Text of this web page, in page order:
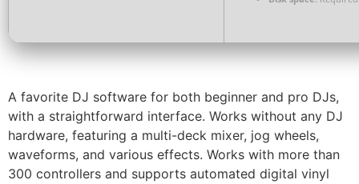
A favorite DJ software for both beginner and pro DJs,
with a straightforward interface. Works without any DJ
hardware, featuring a multi-deck mixer, jog wheels,
waveforms, and various effects. Works with more than
300 controllers and supports automated digital vinyl